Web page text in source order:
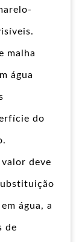
malha
água
do
deve
água, a
de